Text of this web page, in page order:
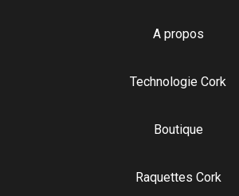
A propos
Technologie Cork
Boutique
Raquettes Cork